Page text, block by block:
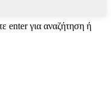
enter για αναζήτηση ή